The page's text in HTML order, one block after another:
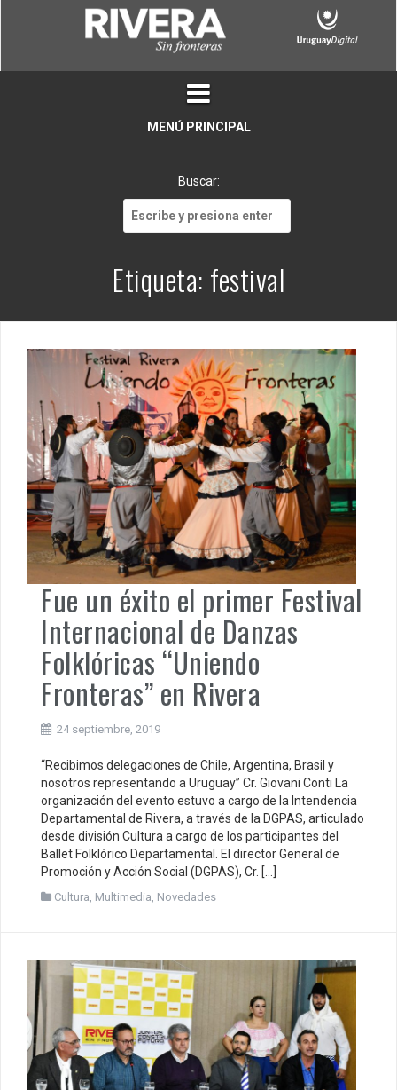
MENÚ PRINCIPAL
Buscar:
Etiqueta: festival
Fue un éxito el primer Festival
Internacional de Danzas
Folklóricas “Uniendo
Fronteras” en Rivera
24 septiembre, 2019
“Recibimos delegaciones de Chile, Argentina, Brasil y
nosotros representando a Uruguay” Cr. Giovani Conti La
organización del evento estuvo a cargo de la Intendencia
Departamental de Rivera, a través de la DGPAS, articulado
desde división Cultura a cargo de los participantes del
Ballet Folklórico Departamental. El director General de
Promoción y Acción Social (DGPAS), Cr. […]
Cultura Multimedia Novedades